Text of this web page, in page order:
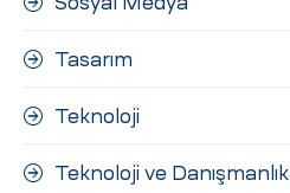
Tasarım
Teknoloji
Teknoloji ve Danışmanlık